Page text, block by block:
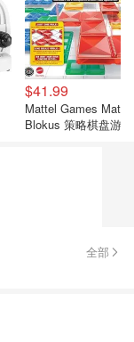
$41.99
Mattel Games Mattel
Blokus 策略棋盘游
全部